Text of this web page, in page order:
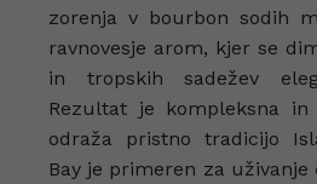
zorenja v bourbon sodih
ravnovesje arom, kjer se
in tropskih sadežev
Rezultat je kompleksna
odraža pristno tradicijo
Bay je primeren za